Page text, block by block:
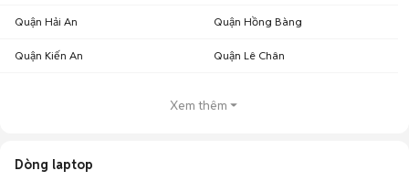
Quận Hải An Quận Hồng Bàng
Quận Kiến An Quận Lê Chân
Xem thêm
Dòng laptop